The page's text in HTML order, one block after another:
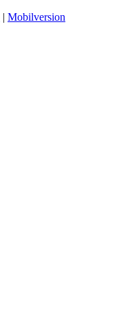
| Mobilversion